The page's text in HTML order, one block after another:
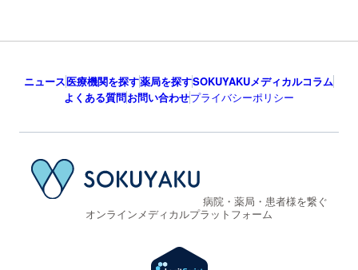
ニュース医療機関を探す薬局を探すSOKUYAKUメディカルコラム
よくある質問お問い合わせプライバシーポリシー
病院・薬局・患者様を繋ぐ
オンラインメディカルプラットフォーム